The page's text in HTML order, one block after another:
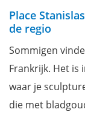
Place
de regio
Sommigen
Frankrijk. Het is
waar je
die met